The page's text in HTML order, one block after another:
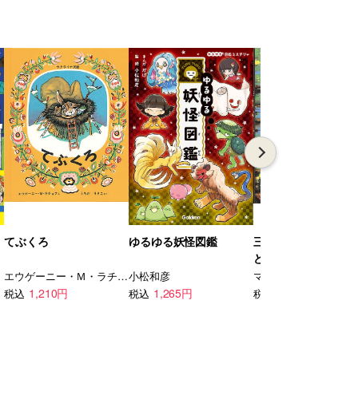
てぶくろ
エウゲーニー・Ｍ・ラチョフ
税込 1,210円
ゆるゆる妖怪図鑑
小松和彦
税込 1,265円
三びきのやぎのがら
どん
マーシャ・ブラウン
税込